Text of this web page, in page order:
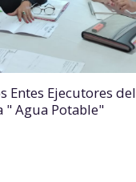
Entes Ejecutores del
" Agua Potable"